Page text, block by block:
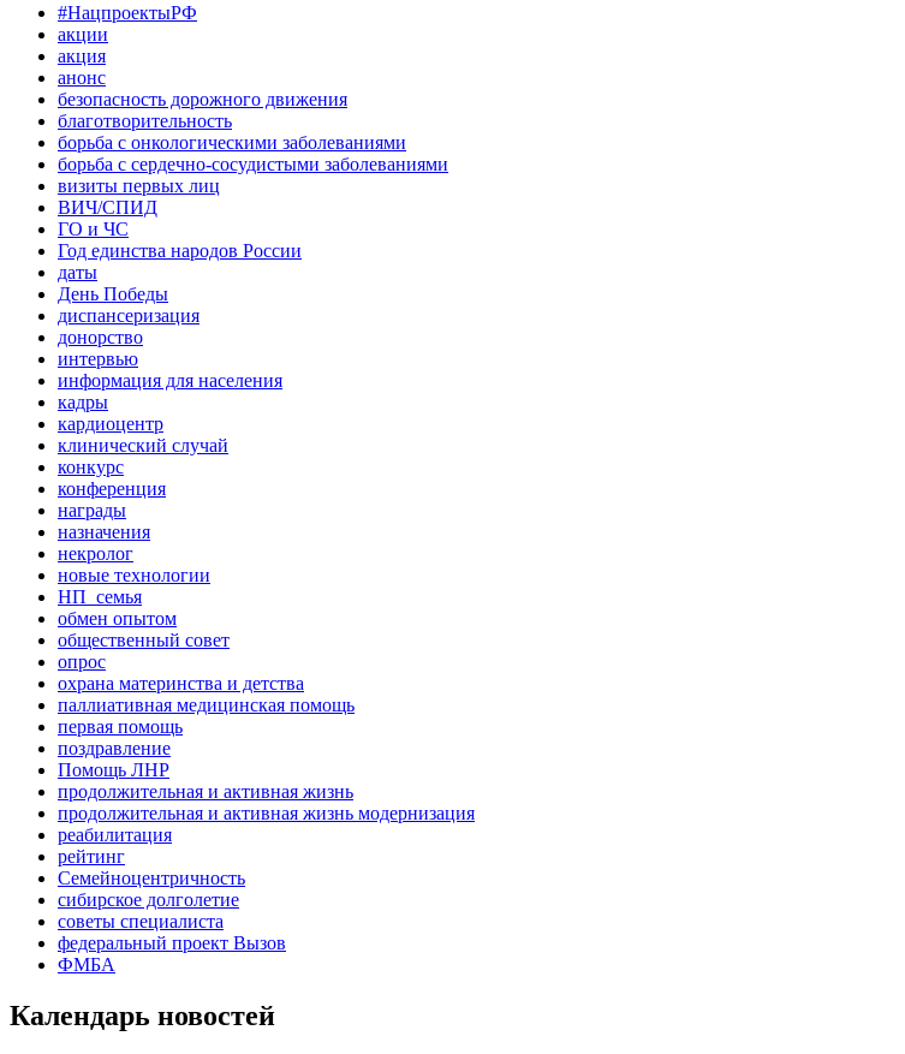
#НацпроектыРФ
акции
акция
анонс
безопасность дорожного движения
благотворительность
борьба с онкологическими заболеваниями
борьба с сердечно-сосудистыми заболеваниями
визиты первых лиц
ВИЧ/СПИД
ГО и ЧС
Год единства народов России
даты
День Победы
диспансеризация
донорство
интервью
информация для населения
кадры
кардиоцентр
клинический случай
конкурс
конференция
награды
назначения
некролог
новые технологии
НП_семья
обмен опытом
общественный совет
опрос
охрана материнства и детства
паллиативная медицинская помощь
первая помощь
поздравление
Помощь ЛНР
продолжительная и активная жизнь
продолжительная и активная жизнь модернизация
реабилитация
рейтинг
Семейноцентричность
сибирское долголетие
советы специалиста
федеральный проект Вызов
ФМБА
Календарь новостей